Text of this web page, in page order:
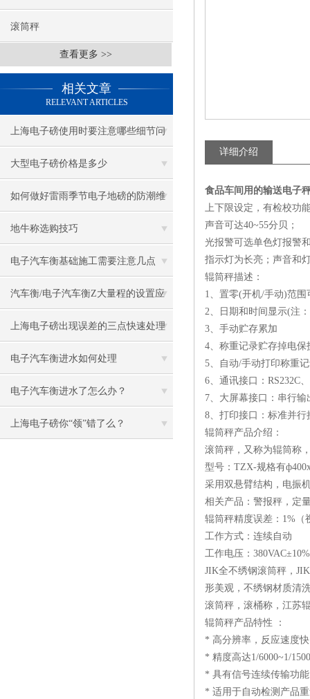
滚筒秤
查看更多 >>
相关文章
RELEVANT ARTICLES
上海电子磅使用时要注意哪些细节问
题
大型电子磅价格是多少
如何做好雷雨季节电子地磅的防潮维
护工作？
地牛称选购技巧
电子汽车衡基础施工需要注意几点
汽车衡/电子汽车衡Z大量程的设置应
用
上海电子磅出现误差的三点快速处理
方法
电子汽车衡进水如何处理
电子汽车衡进水了怎么办？
上海电子磅你“领”错了么？
详细介绍
食品车间用的输送电子
上下限设定，有检校功
声音可达40~55分贝；
光报警可选单色灯报警
指示灯为长亮；声音和
辊筒秤描述：
1、置零(开机/手动)范围
2、日期和时间显示(注
3、手动贮存累加
4、称重记录贮存掉电保
5、自动/手动打印称重
6、通讯接口：RS232C
7、大屏幕接口：串行
8、打印接口：标准并
辊筒秤产品介绍：
滚筒秤，又称为辊筒称
型号：TZX-规格有
采用双悬臂结构，电振
相关产品：警报秤，定
辊筒秤精度误差：1%（
工作方式：连续自动
工作电压：
JIK全不绣钢滚筒秤，
形美观，不绣钢材质清
滚筒秤，滚桶称，江苏
辊筒秤产品特性 ：
* 高分辨率，反应速度
* 精度高达1/6000~1/
* 具有信号连续传输功能
* 适用于自动检测产品